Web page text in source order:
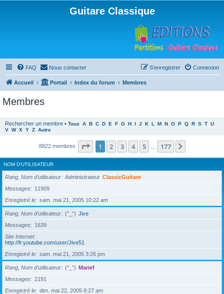
Guitare Classique
FAQ Nous contacter Connexion
S’enregistrer
Accueil Portail Index du forum Membres
Membres
Rechercher un membre • Tous A B C D E F G H I J K L M N O P Q R S T U
V W X Y Z Autre
8822 membres Page 1sur177
1 2 3 4 5 177
NOM D’UTILISATEUR
Rang, Nom d’utilisateur Administrateur ClassicGuitare
Messages
11909
Enregistré le
sam. mai 21, 2005 10:22 am
Rang, Nom d’utilisateur (°_°) Jive
Messages
1639
Site Internet
http://fr.youtube.com/user/Jive51
Enregistré le
sam. mai 21, 2005 3:26 pm
Rang, Nom d’utilisateur (°_°) Marief
Messages
2191
Enregistré le
dim. mai 22, 2005 8:27 am